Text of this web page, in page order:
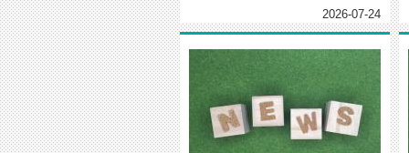
2026-07-24